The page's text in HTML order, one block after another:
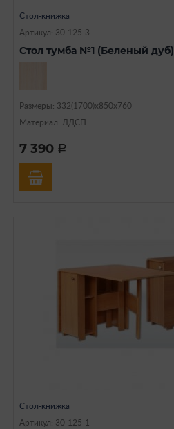
Стол-книжка
Артикул: 30-125-3
Стол тумба №1 (Беленый дуб)
Размеры: 332(1700)х850х760
Материал: ЛДСП
7 390 a
Стол-книжка
Артикул: 30-125-1